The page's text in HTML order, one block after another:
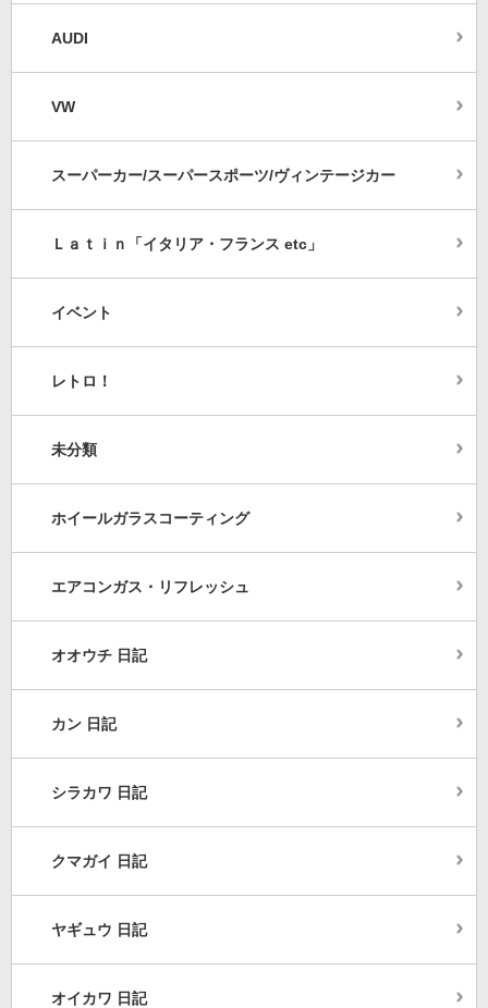
AUDI
VW
スーパーカー/スーパースポーツ/ヴィンテージカー
Ｌａｔｉｎ「イタリア・フランス etc」
イベント
レトロ！
未分類
ホイールガラスコーティング
エアコンガス・リフレッシュ
オオウチ 日記
カン 日記
シラカワ 日記
クマガイ 日記
ヤギュウ 日記
オイカワ 日記